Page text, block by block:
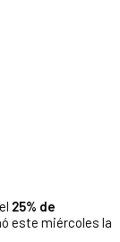
25% de
este miércoles la